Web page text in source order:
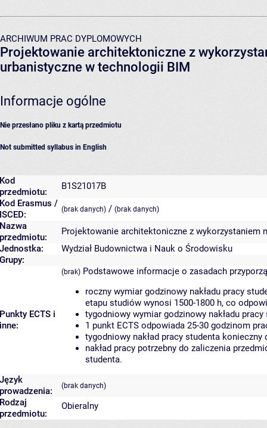
ARCHIWUM PRAC DYPLOMOWYCH
Projektowanie architektoniczne z
urbanistyczne w technologii BIM
Informacje ogólne
Nie przesłano pliku z kartą przedmiotu
Not submitted syllabus in English
Kod
przedmiotu:
B1S21017B
Kod Erasmus /
ISCED:
(brak danych) / (brak danych)
Nazwa
przedmiotu:
Projektowanie architektoniczne z wykorzystaniem
Jednostka:
Wydział Budownictwa i Nauk o Środowisku
Grupy:
Punkty ECTS i
inne:
(brak) Podstawowe informacje o zasadach
roczny wymiar godzinowy nakładu pracy
etapu studiów wynosi 1500-1800 h, co
tygodniowy wymiar godzinowy nakładu
1 punkt ECTS odpowiada 25-30 godzinom
tygodniowy nakład pracy studenta
nakład pracy potrzebny do zaliczenia
studenta.
Język
prowadzenia:
(brak danych)
Rodzaj
przedmiotu:
Obieralny